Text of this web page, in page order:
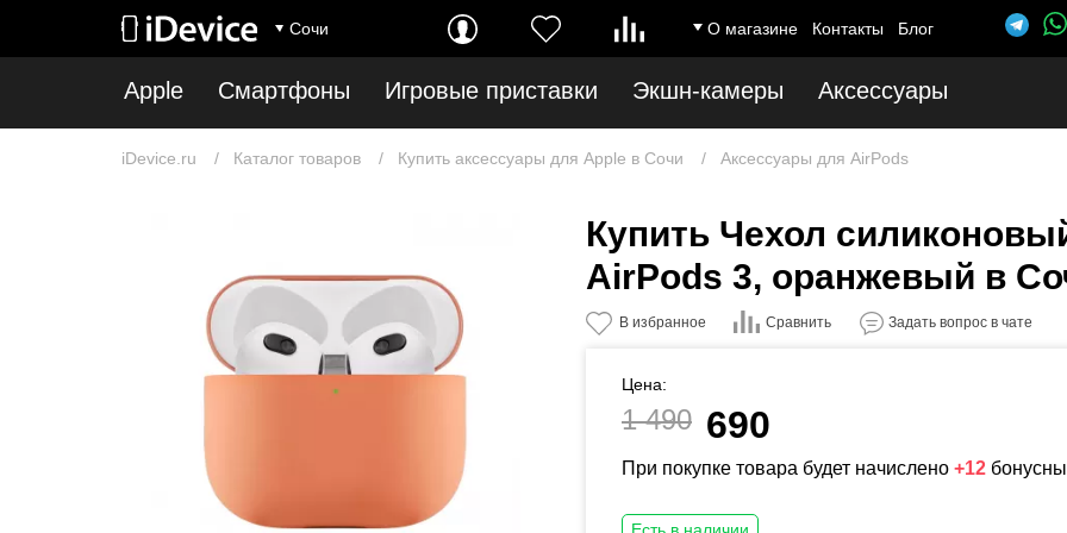
Сочи О магазине Контакты Блог
Apple Смартфоны Игровые приставки Экшн-камеры Аксессуары
iDevice.ru Каталог товаров Купить аксессуары для Apple в Сочи Аксессуары для AirPods
Купить Чехол
AirPods 3, оранжевый в
В избранное Сравнить Задать вопрос в чате
Цена:
1 490 690
При покупке товара будет начислено +12